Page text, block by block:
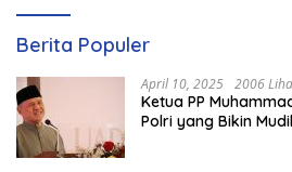
Berita Populer
April 10, 2025 2006
Ketua PP
Polri yang Bikin